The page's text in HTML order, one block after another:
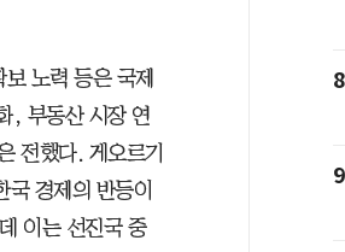
노력 등은 국제
, 부동산 시장 연
전했다. 게오르기
경제의 반등이
이는 선진국 중
8
9